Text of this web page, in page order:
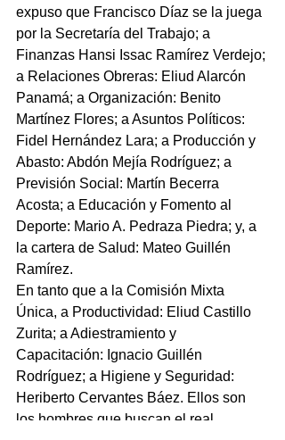
expuso que Francisco Díaz se la juega
por la Secretaría del Trabajo; a
Finanzas Hansi Issac Ramírez Verdejo;
a Relaciones Obreras: Eliud Alarcón
Panamá; a Organización: Benito
Martínez Flores; a Asuntos Políticos:
Fidel Hernández Lara; a Producción y
Abasto: Abdón Mejía Rodríguez; a
Previsión Social: Martín Becerra
Acosta; a Educación y Fomento al
Deporte: Mario A. Pedraza Piedra; y, a
la cartera de Salud: Mateo Guillén
Ramírez.
En tanto que a la Comisión Mixta
Única, a Productividad: Eliud Castillo
Zurita; a Adiestramiento y
Capacitación: Ignacio Guillén
Rodríguez; a Higiene y Seguridad:
Heriberto Cervantes Báez. Ellos son
los hombres que buscan el real